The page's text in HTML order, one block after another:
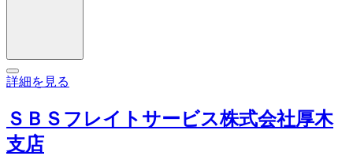
詳細を見る
ＳＢＳフレイトサービス株式会社厚木
支店